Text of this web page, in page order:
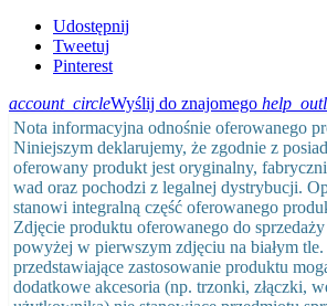
Udostępnij
Tweetuj
Pinterest
account_circleWyślij do znajomego
Nota informacyjna odnośnie oferowanego
Niniejszym deklarujemy, że zgodnie z
oferowany produkt jest oryginalny,
wad oraz pochodzi z legalnej dystrybucji.
stanowi integralną część oferowanego
Zdjęcie produktu oferowanego do
powyżej w pierwszym zdjęciu na białym
przedstawiające zastosowanie produktu
dodatkowe akcesoria (np. trzonki, złączki,